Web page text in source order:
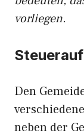
vorliegen.
Den
neben der